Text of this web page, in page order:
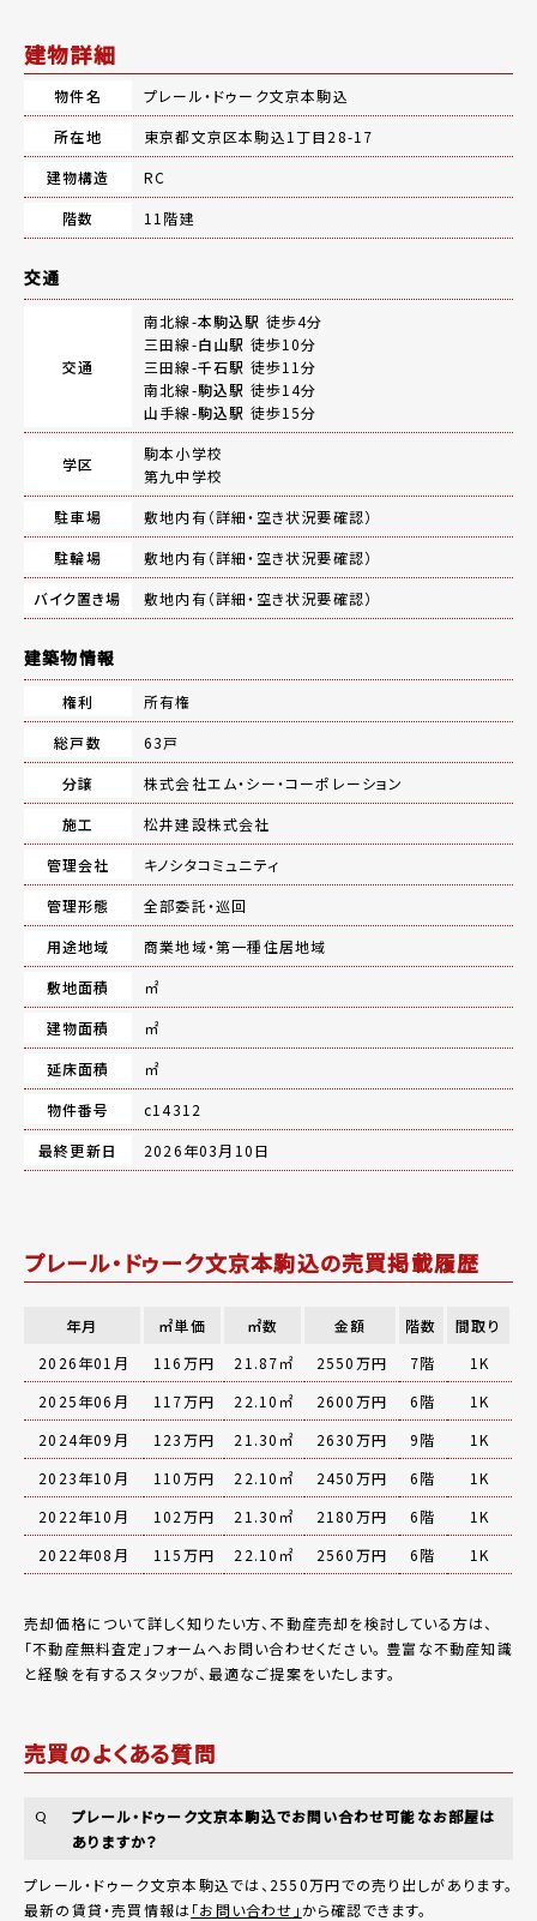
建物詳細
物件名
プレール・ドゥーク文京本駒込
所在地
東京都文京区本駒込1丁目28-17
建物構造
RC
階数
11階建
交通
交通
南北線-本駒込駅 徒歩4分
三田線-白山駅 徒歩10分
三田線-千石駅 徒歩11分
南北線-駒込駅 徒歩14分
山手線-駒込駅 徒歩15分
学区
駒本小学校
第九中学校
駐車場
敷地内有（詳細・空き状況要確認）
駐輪場
敷地内有（詳細・空き状況要確認）
バイク置き場
敷地内有（詳細・空き状況要確認）
建築物情報
権利
所有権
総戸数
63戸
分譲
株式会社エム・シー・コーポレーション
施工
松井建設株式会社
管理会社
キノシタコミュニティ
管理形態
全部委託・巡回
用途地域
商業地域・第一種住居地域
敷地面積
㎡
建物面積
㎡
延床面積
㎡
物件番号
c14312
最終更新日
2026年03月10日
プレール・ドゥーク文京本駒込の売買掲載履歴
年月 ㎡単価 ㎡数 金額 階数
間取り
2026年01月
116万円 21.87㎡ 2550万円 7階
1K
2025年06月
117万円 22.10㎡ 2600万円 6階
1K
2024年09月
123万円 21.30㎡ 2630万円 9階
1K
2023年10月
110万円 22.10㎡ 2450万円 6階
1K
2022年10月
102万円 21.30㎡ 2180万円 6階
1K
2022年08月
115万円 22.10㎡ 2560万円 6階 1K
売却価格について詳しく知りたい方、不動産売却を検討している方は、
「不動産無料査定 」フォームへお問い合わせください。 豊富な不動産知識
と経験を有するスタッフが、最適なご提案をいたします。
売買のよくある質問
Q
プレール・ドゥーク文京本駒込でお問い合わせ可能なお部屋は
ありますか？
プレール・ドゥーク文京本駒込では、2550万円での売り出しがあります。
最新の賃貸・売買情報は「お問い合わせ」 から確認できます。